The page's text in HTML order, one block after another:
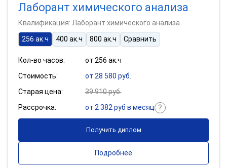
Лаборант химического анализа
Квалификация: Лаборант химического анализа
256 ак.ч
400 ак.ч 800 ак.ч Сравнить
Кол-во часов:
от 256 ак.ч
Стоимость:
от 28 580 руб.
Старая цена:
39 910 руб.
Рассрочка:
от 2 382 руб в месяц
Получить диплом
Подробнее